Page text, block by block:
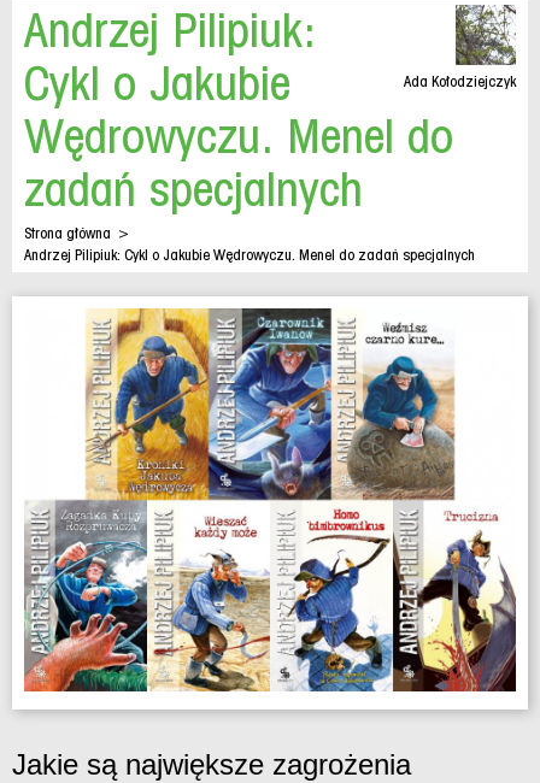
Ada Kołodziejczyk
Andrzej Pilipiuk:
Cykl o Jakubie
Wędrowyczu. Menel do
zadań specjalnych
Strona główna >
Andrzej Pilipiuk: Cykl o Jakubie Wędrowyczu. Menel do zadań specjalnych
Jakie są największe zagrożenia